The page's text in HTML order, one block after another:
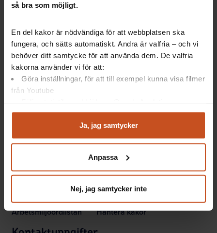
så bra som möjligt.
En del kakor är nödvändiga för att webbplatsen ska
fungera, och sätts automatiskt. Andra är valfria – och vi
behöver ditt samtycke för att använda dem. De valfria
kakorna använder vi för att:
Göra inställningar, för att till exempel kunna visa filmer
från Youtube
Analysera trafik för att kunna visa riktad information
Du kan när som helst återta ditt godkännande genom att
integritet@suntarbetsliv.se.
Ja, jag samtycker
Anpassa
Nej, jag samtycker inte
Suntarbetsliv ger dig inspiration och verktyg
FacebookLinkedInInstagramYouTube
Vårt utbud
Verktyg och utbildningar
Webbinarier och event
Arbetsmiljöordlistan
Kontakt
Lediga tjänster
Nyhetsbrev
Integritetspolicy
Hantera kakor